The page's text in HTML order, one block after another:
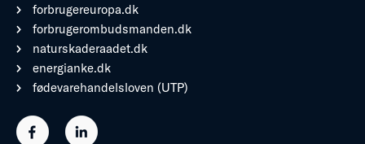
forbrugereuropa.dk
forbrugerombudsmanden.dk
naturskaderaadet.dk
energianke.dk
fødevarehandelsloven (UTP)